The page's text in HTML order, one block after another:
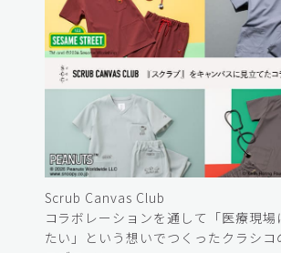
Scrub Canvas Club
コラボレーションを通して「医療現場
たい」という想いでつくったクラシコ